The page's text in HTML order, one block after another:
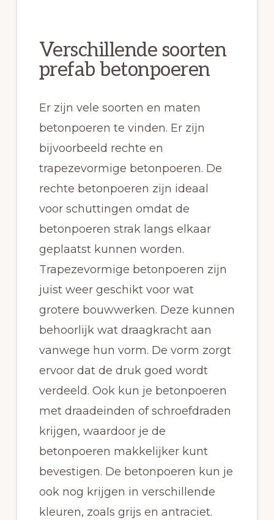
Verschillende soorten
prefab betonpoeren
Er zijn vele soorten en maten
betonpoeren te vinden. Er zijn
bijvoorbeeld rechte en
trapezevormige betonpoeren. De
rechte betonpoeren zijn ideaal
voor schuttingen omdat de
betonpoeren strak langs elkaar
geplaatst kunnen worden.
Trapezevormige betonpoeren zijn
juist weer geschikt voor wat
grotere bouwwerken. Deze kunnen
behoorlijk wat draagkracht aan
vanwege hun vorm. De vorm zorgt
ervoor dat de druk goed wordt
verdeeld. Ook kun je betonpoeren
met draadeinden of schroefdraden
krijgen, waardoor je de
betonpoeren makkelijker kunt
bevestigen. De betonpoeren kun je
ook nog krijgen in verschillende
kleuren, zoals grijs en antraciet.